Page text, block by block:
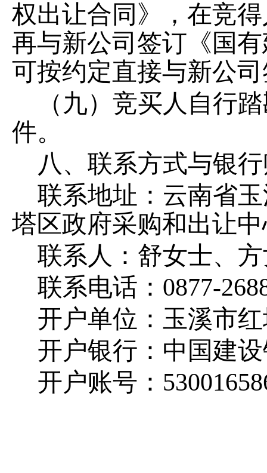
权出让合同》，在竞
再与新公司签订《国
可按约定直接与新公
（九）竞买人自行
件。
八、联系方式与银
联系地址：云南省
塔区政府采购和出让
联系人：舒女士、
联系电话： 0877-
开户单位：玉溪市
开户银行：中国建
开户账号：